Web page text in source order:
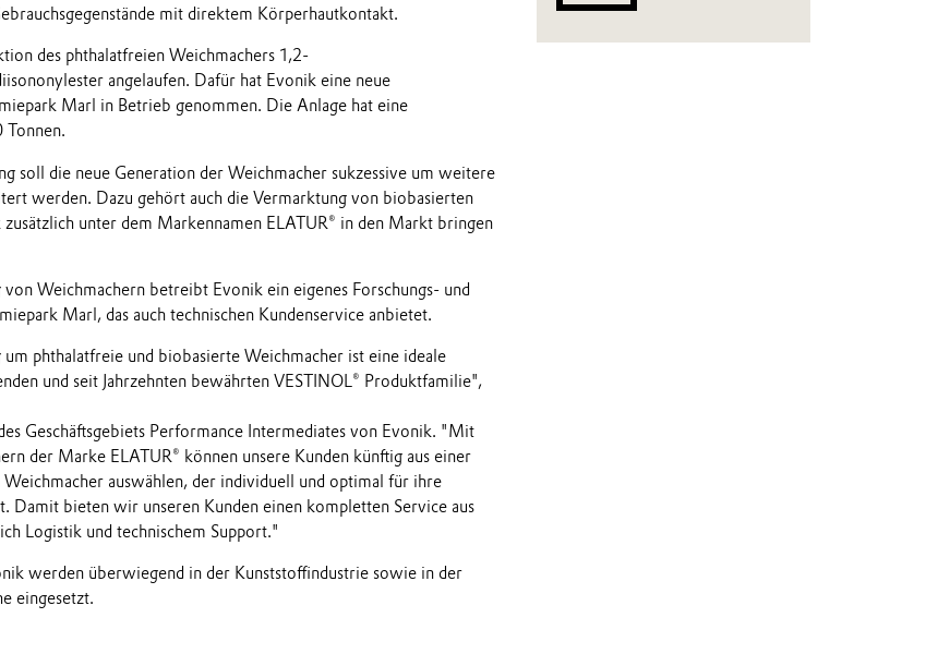
mit direktem Körperhautkontakt.
des phthalatfreien Weichmachers 1,2-
angelaufen. Dafür hat Evonik eine neue
Marl in Betrieb genommen. Die Anlage hat eine
Tonnen.
soll die neue Generation der Weichmacher sukzessive um weitere
werden. Dazu gehört auch die Vermarktung von biobasierten
unter dem Markennamen ELATUR® in den Markt bringen
Weichmachern betreibt Evonik ein eigenes Forschungs- und
Marl, das auch technischen Kundenservice anbietet.
phthalatfreie und biobasierte Weichmacher ist eine ideale
und seit Jahrzehnten bewährten VESTINOL® Produktfamilie",
Geschäftsgebiets Performance Intermediates von Evonik. "Mit
der Marke ELATUR® können unsere Kunden künftig aus einer
auswählen, der individuell und optimal für ihre
Damit bieten wir unseren Kunden einen kompletten Service aus
Logistik und technischem Support."
werden überwiegend in der Kunststoffindustrie sowie in der
eingesetzt.